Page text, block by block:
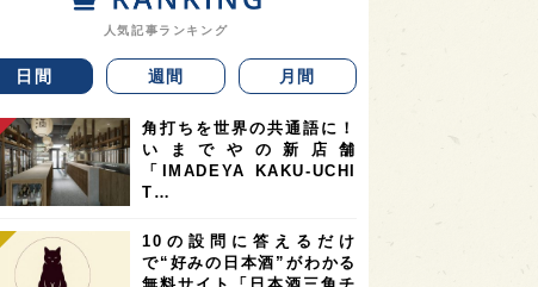
人気記事ランキング
日間 週間 月間
角打ちを世界の共通語に！
いまでやの新店舗
「IMADEYA KAKU-UCHI
T…
10の設問に答えるだけ
で“好みの日本酒”がわかる